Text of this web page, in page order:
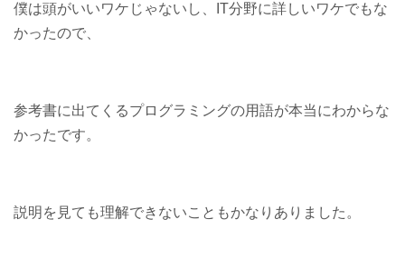
僕は頭がいいワケじゃないし、IT分野に詳しいワケでもな
かったので、
参考書に出てくるプログラミングの用語が本当にわからな
かったです。
説明を見ても理解できないこともかなりありました。